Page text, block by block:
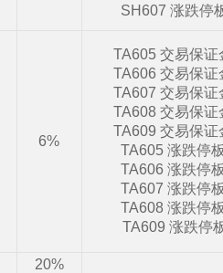
SH607 涨跌停
6%
TA605 交易保
TA606 交易保
TA607 交易保
TA608 交易保
TA609 交易保
TA605 涨跌停
TA606 涨跌停
TA607 涨跌停
TA608 涨跌停
TA609 涨跌停
20%